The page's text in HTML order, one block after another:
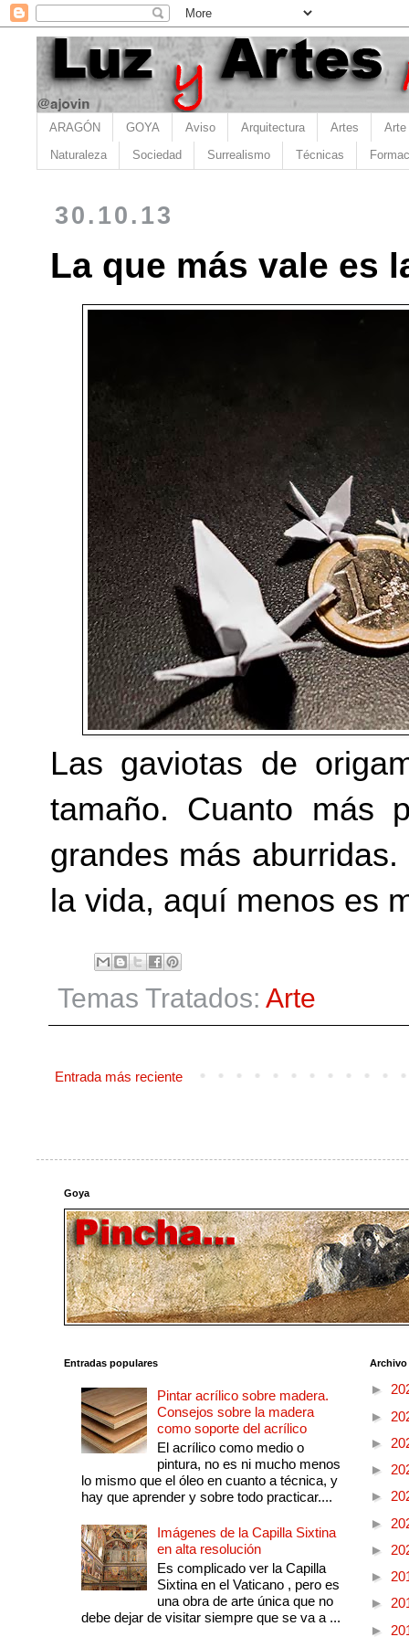
ARAGÓN GOYA Aviso Arquitectura Artes Arte
Naturaleza Sociedad Surrealismo Técnicas
30.10.13
La que más vale es
Las gaviotas de
tamaño. Cuanto más
grandes más
la vida, aquí menos es
Temas Tratados: Arte
Entrada más reciente
Goya
Entradas populares
Pintar acrílico sobre madera.
Consejos sobre la madera
como soporte del acrílico
El acrílico como medio o
pintura, no es ni mucho menos
lo mismo que el óleo en cuanto a técnica, y
hay que aprender y sobre todo practicar....
Imágenes de la Capilla Sixtina
en alta resolución
Es complicado ver la Capilla
Sixtina en el Vaticano , pero es
una obra de arte única que no
debe dejar de visitar siempre que se va a ...
►
►
►
►
►
►
►
►
►
►